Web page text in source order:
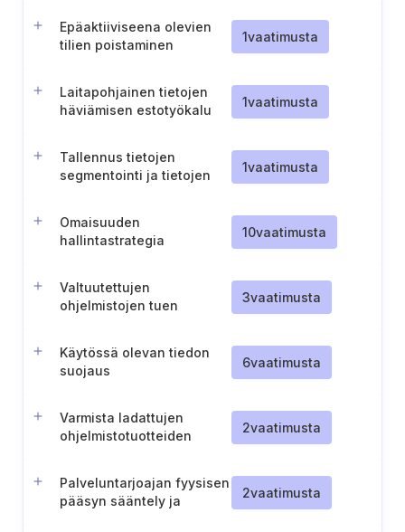
Epäaktiiviseena olevien
tilien poistaminen
1vaatimusta
Laitapohjainen tietojen
häviämisen estotyökalu
1vaatimusta
Tallennus tietojen
segmentointi ja tietojen
perusteella
1vaatimusta
Omaisuuden
hallintastrategia
10vaatimusta
Valtuutettujen
ohjelmistojen tuen
3vaatimusta
Käytössä olevan tiedon
suojaus
6vaatimusta
Varmista ladattujen
ohjelmistotuotteiden
2vaatimusta
Palveluntarjoajan fyysisen
pääsyn sääntely ja
2vaatimusta